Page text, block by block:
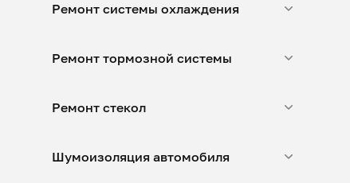
Ремонт системы охлаждения
Ремонт тормозной системы
Ремонт стекол
Шумоизоляция автомобиля